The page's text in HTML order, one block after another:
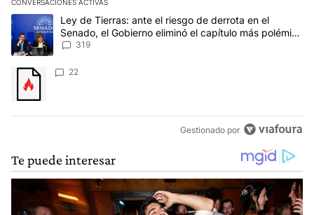
CONVERSACIONES ACTIVAS
Este listado muestra los artículos con más comentarios en los
Un artículo de tendencia con el título "Ley de Tierras: ante el
Ley de Tierras: ante el riesgo de derrota en el
Senado, el Gobierno eliminó el capítulo más polémico
del proyecto
319
Un artículo de tendencia con el título "" con 22 comentarios.
22
Gestionado por